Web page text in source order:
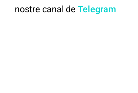
nostre canal de Telegram